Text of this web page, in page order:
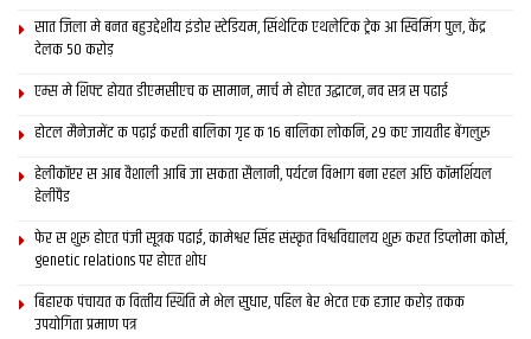
सात जिला मे बनत बहुउद्देशीय इंडोर स्‍टेडि‍यम, सिंथेटिक एथलेटिक ट्रेक आ स्विमिंग पुल, केंद्र
देलक 50 करोड़
एम्स मे शिफ्ट होयत डीएमसीएच क सामान, मार्च मे होएत उद्घाटन, नव सत्र स पढाई
होटल मैनेजमेंट क पढ़ाई करती बालिका गृह क 16 बालिका लोकनि, 29 कए जायतीह बेंगलुरु
हेलीकॉप्टर स आब वैशाली आबि जा सकता सैलानी, पर्यटन विभाग बना रहल अछि कॉमर्शियल
हेलीपैड
फेर स शुरू होएत पंजी सूत्रक पढाई, कामेश्वर सिंह संस्कृत विश्वविद्यालय शुरू करत डिप्लोमा कोर्स,
genetic relations पर होएत शोध
बिहारक पंचायत क वित्‍तीय स्थिति मे भेल सुधार, पहिल बेर भेटत एक हजार करोड़ तकक
उपयोगिता प्रमाण पत्र